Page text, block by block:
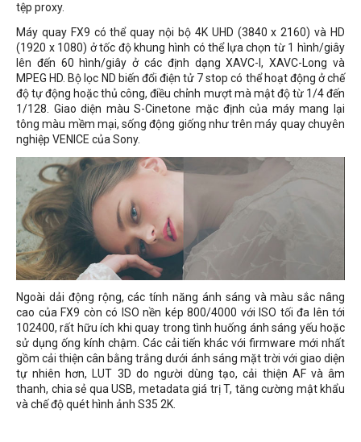
tệp proxy.
Máy quay FX9 có thể quay nội bộ 4K UHD (3840 x 2160) và HD
(1920 x 1080) ở tốc độ khung hình có thể lựa chọn từ 1 hình/giây
lên đến 60 hình/giây ở các định dạng XAVC-I, XAVC-Long và
MPEG HD. Bộ lọc ND biến đổi điện tử 7 stop có thể hoạt động ở chế
độ tự động hoặc thủ công, điều chỉnh mượt mà mật độ từ 1/4 đến
1/128. Giao diện màu S-Cinetone mặc định của máy mang lại
tông màu mềm mại, sống động giống như trên máy quay chuyên
nghiệp VENICE của Sony.
Ngoài dải động rộng, các tính năng ánh sáng và màu sắc nâng
cao của FX9 còn có ISO nền kép 800/4000 với ISO tối đa lên tới
102400, rất hữu ích khi quay trong tình huống ánh sáng yếu hoặc
sử dụng ống kính chậm. Các cải tiến khác với firmware mới nhất
gồm cải thiện cân bằng trắng dưới ánh sáng mặt trời với giao diện
tự nhiên hơn, LUT 3D do người dùng tạo, cải thiện AF và âm
thanh, chia sẻ qua USB, metadata giá trị T, tăng cường mật khẩu
và chế độ quét hình ảnh S35 2K.